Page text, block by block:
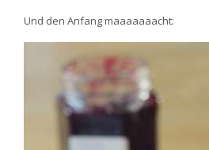
Und den Anfang maaaaaaacht: